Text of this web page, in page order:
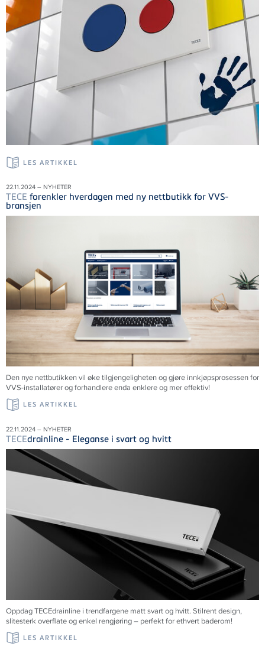
LES ARTIKKEL
22.11.2024 – NYHETER
TECE forenkler hverdagen med ny nettbutikk for VVS-
bransjen
Den nye nettbutikken vil øke tilgjengeligheten og gjøre innkjøpsprosessen for
VVS-installatører og forhandlere enda enklere og mer effektiv!
LES ARTIKKEL
22.11.2024 – NYHETER
TECEdrainline - Eleganse i svart og hvitt
Oppdag TECEdrainline i trendfargene matt svart og hvitt. Stilrent design,
slitesterk overflate og enkel rengjøring – perfekt for ethvert baderom!
LES ARTIKKEL